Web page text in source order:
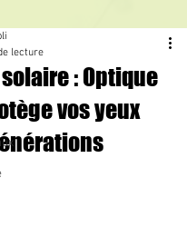
: Optique
vos yeux
lecture
sur 5.